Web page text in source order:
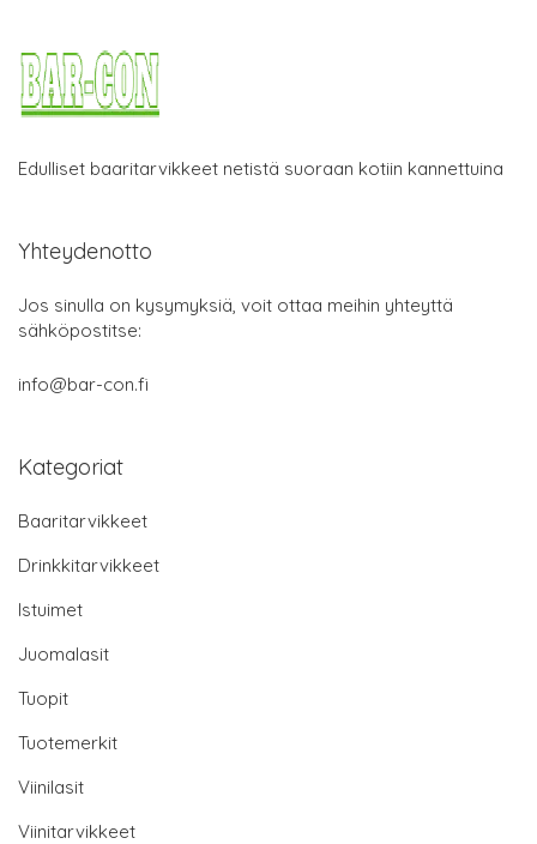
Edulliset baaritarvikkeet netistä suoraan kotiin kannettuina
Yhteydenotto
Jos sinulla on kysymyksiä, voit ottaa meihin yhteyttä
sähköpostitse:
info@bar-con.fi
Kategoriat
Baaritarvikkeet
Drinkkitarvikkeet
Istuimet
Juomalasit
Tuopit
Tuotemerkit
Viinilasit
Viinitarvikkeet